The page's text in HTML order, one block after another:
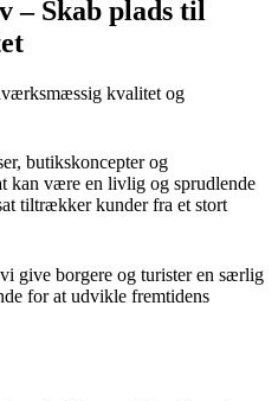
– Skab plads til
kvalitet og
butikskoncepter og
kan være en livlig og sprudlende
tiltrækker kunder fra et stort
give borgere og turister en særlig
for at udvikle fremtidens